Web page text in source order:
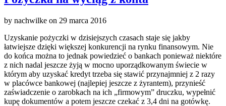
by nachwilke on 29 marca 2016
Uzyskanie pożyczki w dzisiejszych czasach staje się jakby
łatwiejsze dzięki większej konkurencji na rynku finansowym. Nie
do końca można to jednak powiedzieć o bankach ponieważ niektóre
z nich nadal jeszcze żyją w mocno uporządkowanym świecie w
którym aby uzyskać kredyt trzeba się stawić przynajmniej z 2 razy
w placówce bankowej (najlepiej jeszcze z żyrantem), przynieść
zaświadczenie o zarobkach na ich „firmowym” druczku, wypełnić
kupę dokumentów a potem jeszcze czekać z 3,4 dni na gotówkę.